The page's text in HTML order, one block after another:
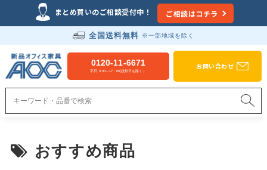
まとめ買いのご相談受付中！ ご相談はコチラ
全国送料無料 ※一部地域を除く
0120-11-6671
平日 9:00～17：00(祝祭日を除く）
お問い合わせ
Just another WordPress site
新品オフィス家具のAOC
おすすめ商品